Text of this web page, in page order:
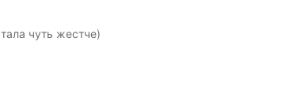
чуть жестче)